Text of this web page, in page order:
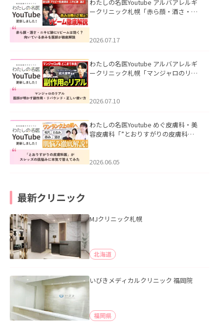
わたしの名医Youtube アルバアレルギ
ークリニック札幌「赤ら顔・酒さ・ニ
した。
2026.07.17
わたしの名医Youtube アルバアレルギ
ークリニック札幌「マンジャロのリア
た。
2026.07.10
わたしの名医Youtube めぐ皮膚科・美
容皮膚科「”とおりすがりの皮膚科
2026.06.05
最新クリニック
MJクリニック札幌
北海道
いびきメディカルクリニック 福岡院
福岡県